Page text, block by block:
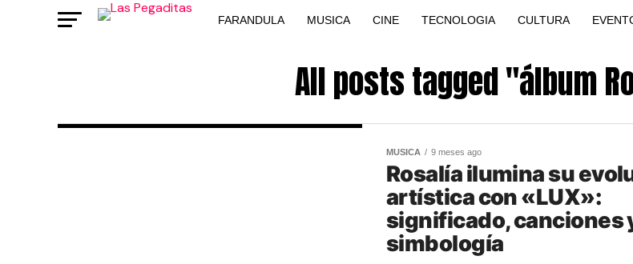
FARANDULA MUSICA CINE TECNOLOGIA CULTURA
All posts tagged "álbum
MUSICA 9 meses ago
Rosalía ilumina su
artística con «LUX»:
significado, canciones
simbología